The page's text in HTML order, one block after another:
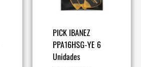
PICK IBANEZ
PPA16HSG-YE 6
Unidades